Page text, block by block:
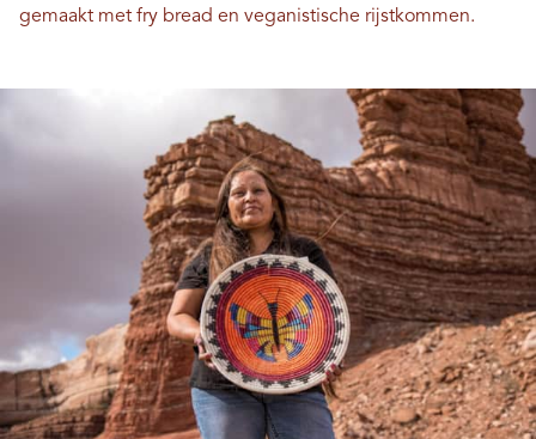
gemaakt met fry bread en veganistische rijstkommen.